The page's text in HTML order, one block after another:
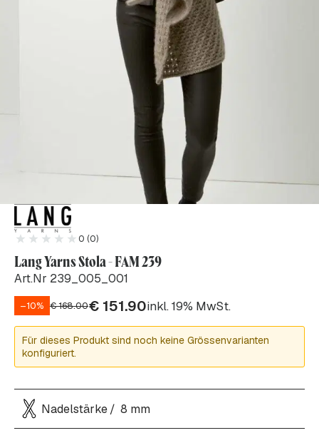
0 (0)
Lang Yarns Stola - FAM 239
Art.Nr 239_005_001
–10% €168.00€ 151.90inkl. 19% MwSt.
Für dieses Produkt sind noch keine Grössenvarianten
konfiguriert.
Nadelstärke 8 mm